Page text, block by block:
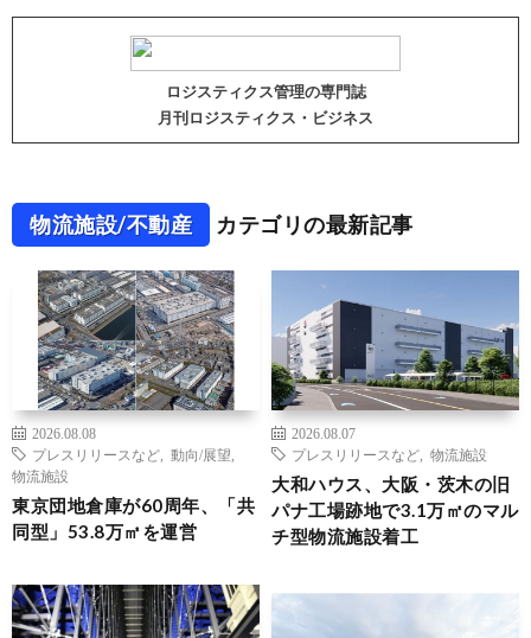
ロジスティクス管理の専門誌
月刊ロジスティクス・ビジネス
物流施設/不動産 カテゴリの最新記事
2026.08.08
プレスリリースなど
動向/展望
物流施設
東京団地倉庫が60周年、「共
同型」53.8万㎡を運営
2026.08.07
プレスリリースなど
物流施設
大和ハウス、大阪・茨木の旧
パナ工場跡地で3.1万㎡のマル
チ型物流施設着工